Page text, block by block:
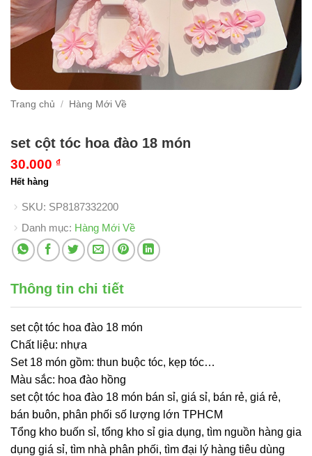
Trang chủ / Hàng Mới Về
set cột tóc hoa đào 18 món
30.000 ₫
Hết hàng
SKU: SP8187332200
Danh mục: Hàng Mới Về
Thông tin chi tiết
set cột tóc hoa đào 18 món
Chất liệu: nhựa
Set 18 món gồm: thun buộc tóc, kẹp tóc…
Màu sắc: hoa đào hồng
set cột tóc hoa đào 18 món bán sỉ, giá sỉ, bán rẻ, giá rẻ,
bán buôn, phân phối số lượng lớn TPHCM
Tổng kho buốn sỉ, tổng kho sỉ gia dụng, tìm nguồn hàng gia
dụng giá sỉ, tìm nhà phân phối, tìm đại lý hàng tiêu dùng